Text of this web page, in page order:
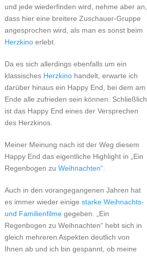
und jede wiederfinden wird, nehme aber an,
dass hier eine breitere Zuschauer-Gruppe
angesprochen wird, als man es sonst beim
Herzkinoerlebt.
Da es sich allerdings ebenfalls um ein
klassisches Herzkinohandelt, erwarte ich
darüber hinaus ein Happy End, bei dem am
Ende alle zufrieden sein können. Schließlich
ist das Happy End eines der Versprechen
des Herzkinos.
Meiner Meinung nach ist der Weg diesem
Happy End das eigentliche Highlight in „Ein
Regenbogen zu Weihnachten“.
Auch in den vorangegangenen Jahren hat
es immer wieder einige starke Weihnachts-
und Familienfilmegegeben. „Ein
Regenbogen zu Weihnachten“ hebt sich in
gleich mehreren Aspekten deutlich von
Ihnen ab und ich bin gespannt, ob meine